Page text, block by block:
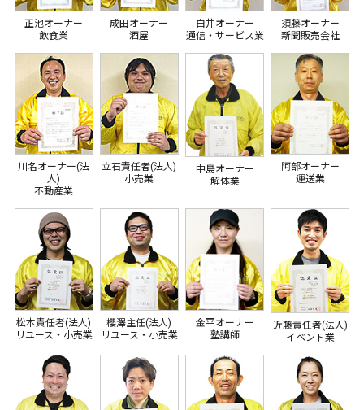
正池オーナー
飲食業
成田オーナー
酒屋
白井オーナー
通信・サービス業
須藤オーナー
新聞販売会社
川名オーナー(法
人)
不動産業
立石責任者(法人)
小売業
中島オーナー
解体業
阿部オーナー
運送業
松本責任者(法人)
リユース・小売業
櫻澤主任(法人)
リユース・小売業
金平オーナー
塾講師
近藤責任者(法人)
イベント業